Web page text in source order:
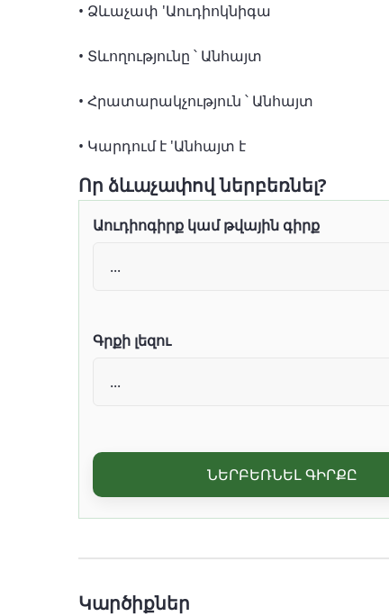
• Ձևաչափ 'Աուդիոկնիգա
• Տևողությունը ՝ Անհայտ
• Հրատարակչություն ՝ Անհայտ
• Կարդում է 'Անհայտ է
Որ ձևաչափով ներբեռնել?
Աուդիոգիրք կամ թվային գիրք
Գրքի լեզու
ՆԵՐԲԵՌՆԵԼ ԳԻՐՔԸ
Կարծիքներ